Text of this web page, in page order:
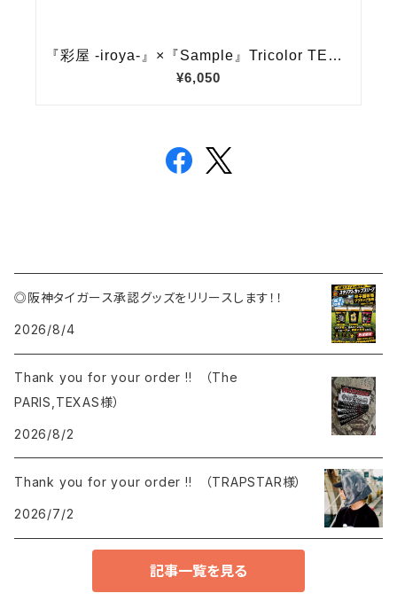
◎阪神タイガース承認グッズをリリースします！！
2026/8/4
Thank you for your order !! （The
PARIS,TEXAS様）
2026/8/2
Thank you for your order !! （TRAPSTAR様）
2026/7/2
記事一覧を見る